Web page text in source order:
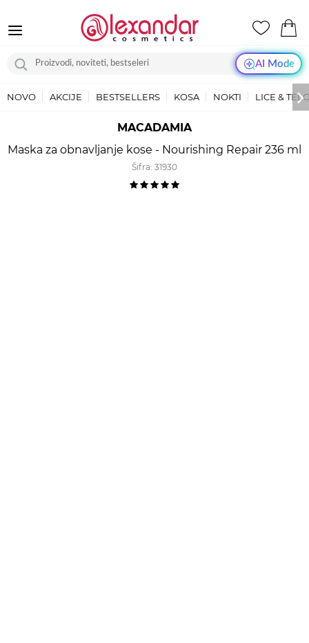
AI Mode
NOVO AKCIJE BESTSELLERS KOSA NOKTI LICE &
MACADAMIA
Maska za obnavljanje kose - Nourishing Repair 236 ml
Šifra: 31930